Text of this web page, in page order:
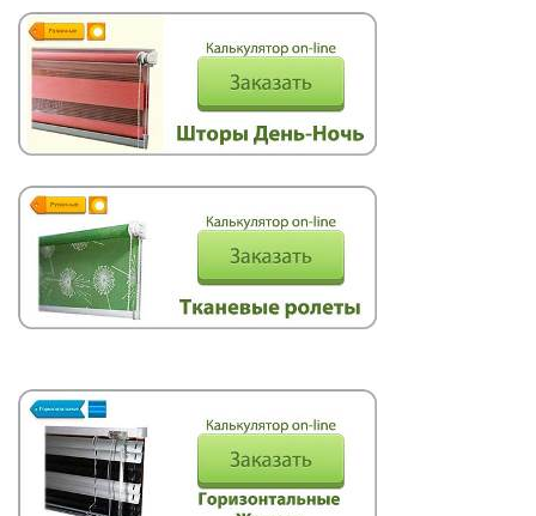
Rolled
Horizontal
Vertical
Roman